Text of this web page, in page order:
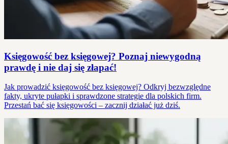
Księgowość bez księgowej? Poznaj niewygodną
prawdę i nie daj się złapać!
Jak prowadzić księgowość bez księgowej? Odkryj bezwzględne
fakty, ukryte pułapki i sprawdzone strategie dla polskich firm.
Przestań bać się księgowości – zacznij działać już dziś.